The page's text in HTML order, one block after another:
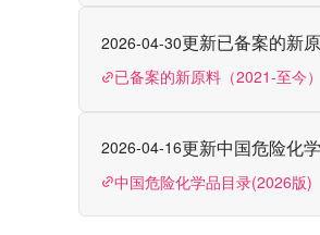
2026-04-30更新已备案的新
已备案的新原料（2021-至今）
2026-04-16更新中国危险化
中国危险化学品目录(2026版)